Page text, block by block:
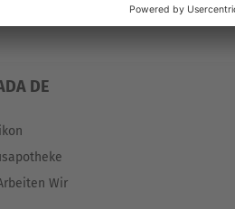
DE
Wir